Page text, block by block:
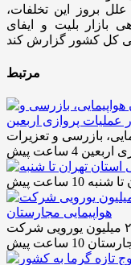
بروز این تخلفات،
بازار بلیت و ایفای
مرتبط
بازرسی و تعزیرات
اربعین 4 ساعت پیش
تا شنبه 10 ساعت پیش
پیامدهای تجاوز به ایران؛ زیان حدود ۲۰۰ میلیون یورویی شرکت
10 ساعت پیش